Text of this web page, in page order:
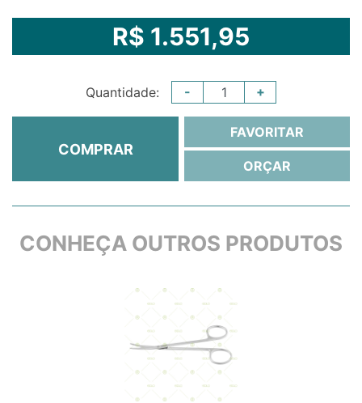
R$ 1.551,95
Quantidade: - +
COMPRAR
FAVORITAR
ORÇAR
CONHEÇA OUTROS PRODUTOS